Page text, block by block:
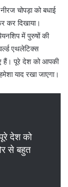
चोपड़ा को बधाई
कर दिखाया।
में पुरुषों की
एथलेटिक्स
हैं। पूरे देश को आपकी
याद रखा जाएगा।
देश को
से बहुत